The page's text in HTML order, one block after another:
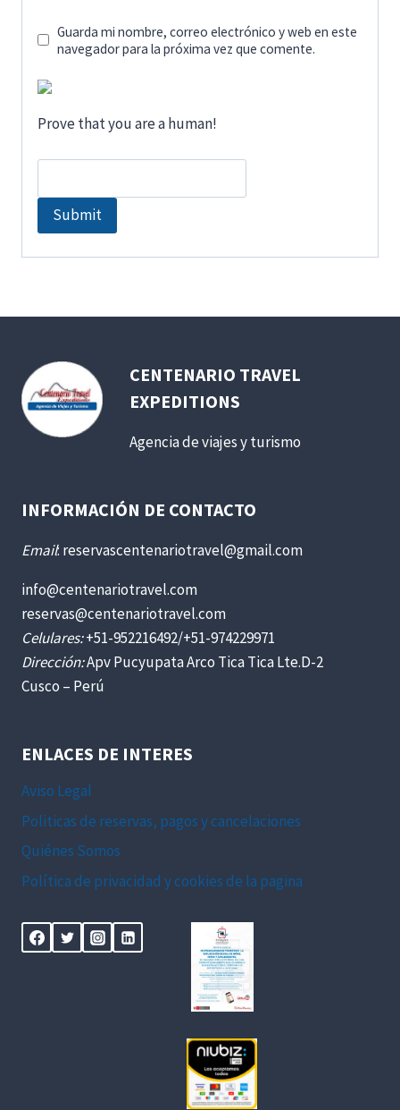
Guarda mi nombre, correo electrónico y web en este
navegador para la próxima vez que comente.
Prove that you are a human!
CENTENARIO TRAVEL
EXPEDITIONS
Agencia de viajes y turismo
INFORMACIÓN DE CONTACTO
Email: reservascentenariotravel@gmail.com
info@centenariotravel.com
reservas@centenariotravel.com
Celulares:+51-952216492/+51-974229971
Dirección:Apv Pucyupata Arco Tica Tica Lte.D-2
Cusco – Perú
ENLACES DE INTERES
Aviso Legal
Politicas de reservas, pagos y cancelaciones
Quiénes Somos
Política de privacidad y cookies de la pagina